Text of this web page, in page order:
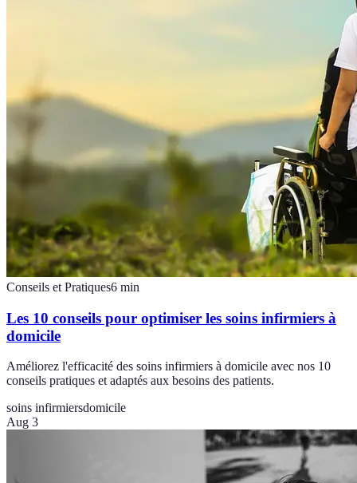
Conseils et Pratiques6 min
Les 10 conseils pour optimiser les soins infirmiers à
domicile
Améliorez l'efficacité des soins infirmiers à domicile avec nos 10
conseils pratiques et adaptés aux besoins des patients.
soins infirmiersdomicile
Aug 3